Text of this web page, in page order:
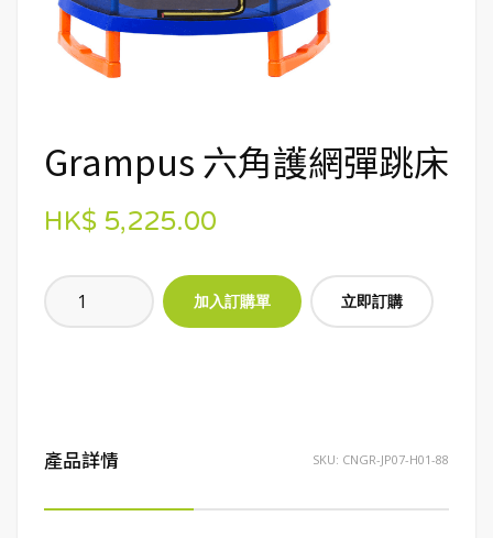
Grampus 六角護網彈跳床
HK$ 5,225.00
立即訂購
產品詳情 SKU: CNGR-JP07-H01-88